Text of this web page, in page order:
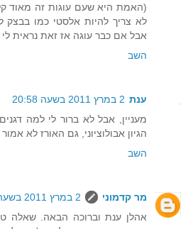
(האמת היא שעם עוגות זה מאוד
לא צריך להיות אלסטי כמו בבצק
אבל אם כבר עוגה אז זאת נראית
השב
ענת 2 במרץ 2011 בשעה 20:58
מעניין, אבל לא ברור לי למה
הגיון אבולוציוני, גם האורז לא
השב
מר קדמוני
2 במרץ 2011 בשעה 21:38